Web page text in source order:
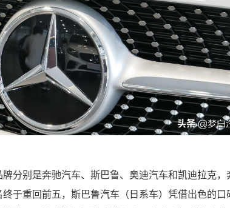
分别是奔驰汽车、斯巴鲁、奥迪汽车和凯迪拉克，
于重回前五，斯巴鲁汽车（日系车）凭借出色的口